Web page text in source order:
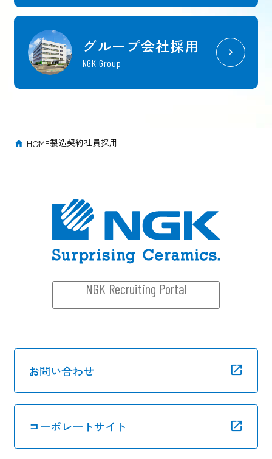
グループ会社採用
NGK Group
HOME製造契約社員採用
NGK Recruiting Portal
お問い合わせ
コーポレートサイト